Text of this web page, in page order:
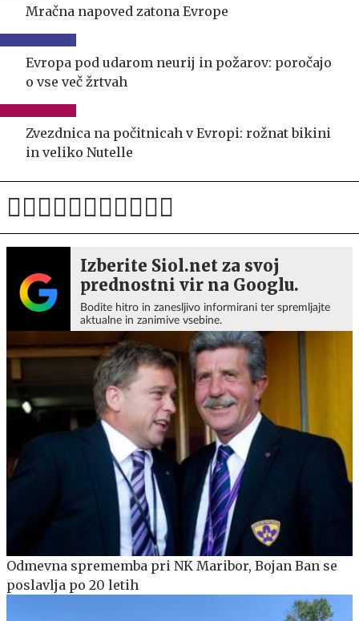
Mračna napoved zatona Evrope
Evropa pod udarom neurij in požarov: poročajo
o vse več žrtvah
Zvezdnica na počitnicah v Evropi: rožnat bikini
in veliko Nutelle
Izberite Siol.net za svoj
prednostni vir na Googlu.
Bodite hitro in zanesljivo informirani ter spremljajte
aktualne in zanimive vsebine.
Odmevna sprememba pri NK Maribor, Bojan Ban se
poslavlja po 20 letih